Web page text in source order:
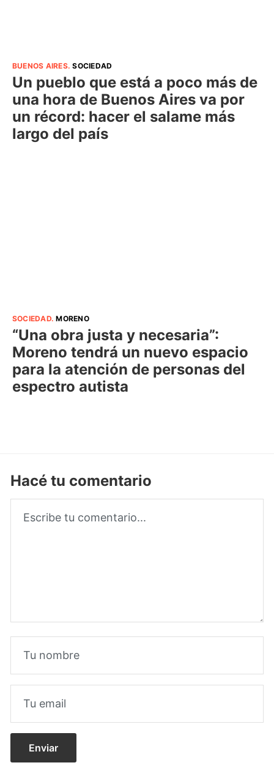
BUENOS AIRES.SOCIEDAD
Un pueblo que está a poco más de
una hora de Buenos Aires va por
un récord: hacer el salame más
largo del país
SOCIEDAD.MORENO
“Una obra justa y necesaria”:
Moreno tendrá un nuevo espacio
para la atención de personas del
espectro autista
Hacé tu comentario